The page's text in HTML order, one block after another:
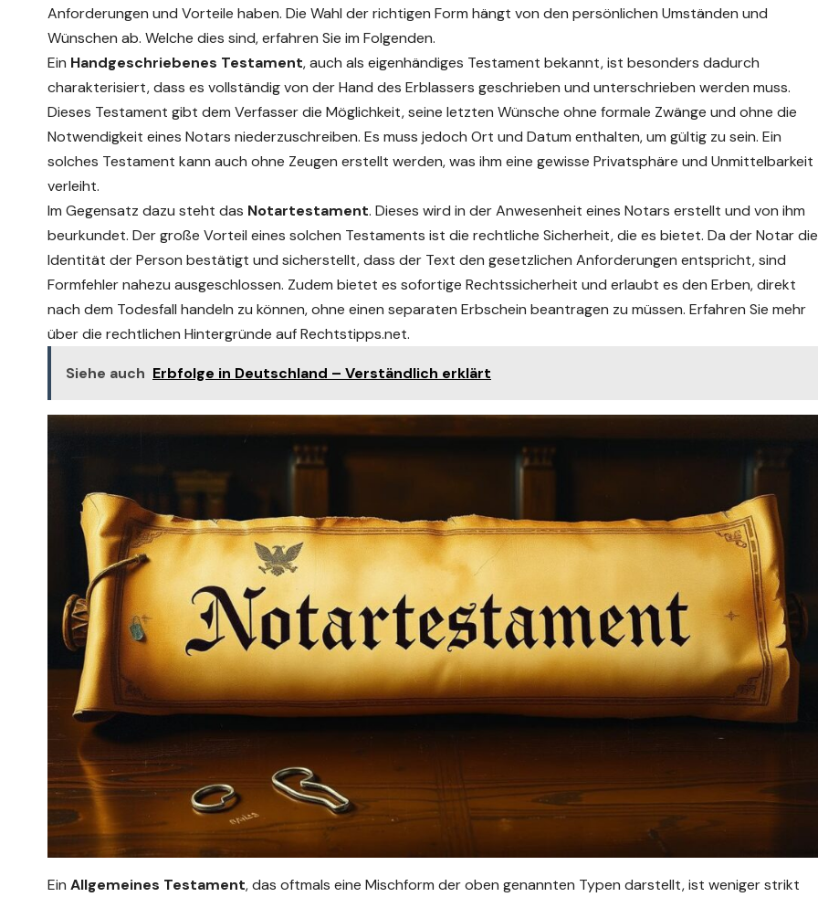
Anforderungen und Vorteile haben. Die Wahl der richtigen Form hängt von den persönlichen Umständen und
Wünschen ab. Welche dies sind, erfahren Sie im Folgenden.
Ein Handgeschriebenes Testament, auch als eigenhändiges Testament bekannt, ist besonders dadurch
charakterisiert, dass es vollständig von der Hand des Erblassers geschrieben und unterschrieben werden muss.
Dieses Testament gibt dem Verfasser die Möglichkeit, seine letzten Wünsche ohne formale Zwänge und ohne die
Notwendigkeit eines Notars niederzuschreiben. Es muss jedoch Ort und Datum enthalten, um gültig zu sein. Ein
solches Testament kann auch ohne Zeugen erstellt werden, was ihm eine gewisse Privatsphäre und Unmittelbarkeit
verleiht.
Im Gegensatz dazu steht das Notartestament. Dieses wird in der Anwesenheit eines Notars erstellt und von ihm
beurkundet. Der große Vorteil eines solchen Testaments ist die rechtliche Sicherheit, die es bietet. Da der Notar die
Identität der Person bestätigt und sicherstellt, dass der Text den gesetzlichen Anforderungen entspricht, sind
Formfehler nahezu ausgeschlossen. Zudem bietet es sofortige Rechtssicherheit und erlaubt es den Erben, direkt
nach dem Todesfall handeln zu können, ohne einen separaten Erbschein beantragen zu müssen. Erfahren Sie mehr
über die rechtlichen Hintergründe aufRechtstipps.net.
Siehe auch Erbfolge in Deutschland – Verständlich erklärt
Ein Allgemeines Testament, das oftmals eine Mischform der oben genannten Typen darstellt, ist weniger strikt